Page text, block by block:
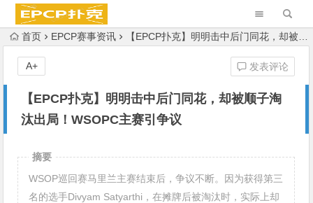
首页 EPCP赛事资讯 【EPCP扑克】明明击中后门同花，却被顺子淘汰出局！WSOPC主赛引争议
【EPCP扑克】明明击中后门同花，却被顺子淘
汰出局！WSOPC主赛引争议
发表评论
A+
摘要
WSOP巡回赛马里兰主赛结束后，争议不断。因为获得第三
名的选手Divyam Satyarthi，在摊牌后被淘汰时，实际上却